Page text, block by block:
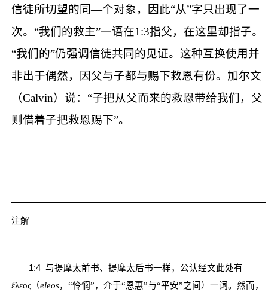
信徒所切望的同—个对象，因此“从”字只出现了一
次。“我们的救主”一语在1:3指父，在这里却指子。
“我们的”仍强调信徒共同的见证。这种互换使用并
非出于偶然，因父与子都与赐下救恩有份。加尔文
（Calvin）说：“子把从父而来的救恩带给我们，父
则借着子把救恩赐下”。
注解
1:4 与提摩太前书、提摩太后书一样，公认经文此处有
ἔλεος （eleos，“怜悯”，介于“恩惠”与“平安”之间）一词。然而，